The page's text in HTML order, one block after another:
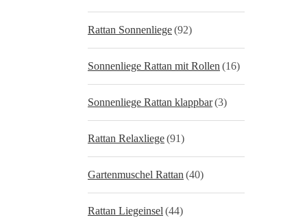
Rattan Sonnenliege(92)
Sonnenliege Rattan mit Rollen (16)
Sonnenliege Rattan klappbar(3)
Rattan Relaxliege(91)
Gartenmuschel Rattan (40)
Rattan Liegeinsel (44)